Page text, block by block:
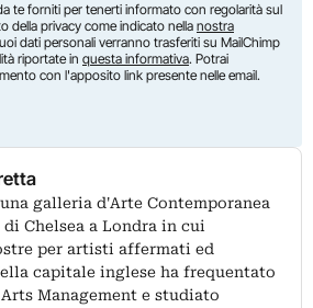
te forniti per tenerti informato con regolarità sul
della privacy come indicato nella nostra
dati personali verranno trasferiti su MailChimp
riportate in questa informativa. Potrai
con l'apposito link presente nelle email.
galleria d'Arte Contemporanea
Chelsea a Londra in cui
per artisti affermati ed
capitale inglese ha frequentato
Management e studiato